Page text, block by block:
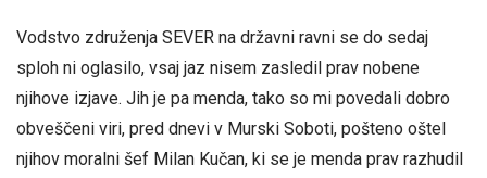
Vodstvo združenja SEVER na državni ravni se do sedaj
sploh ni oglasilo, vsaj jaz nisem zasledil prav nobene
njihove izjave. Jih je pa menda, tako so mi povedali dobro
obveščeni viri, pred dnevi v Murski Soboti, pošteno oštel
njihov moralni šef Milan Kučan, ki se je menda prav razhudil